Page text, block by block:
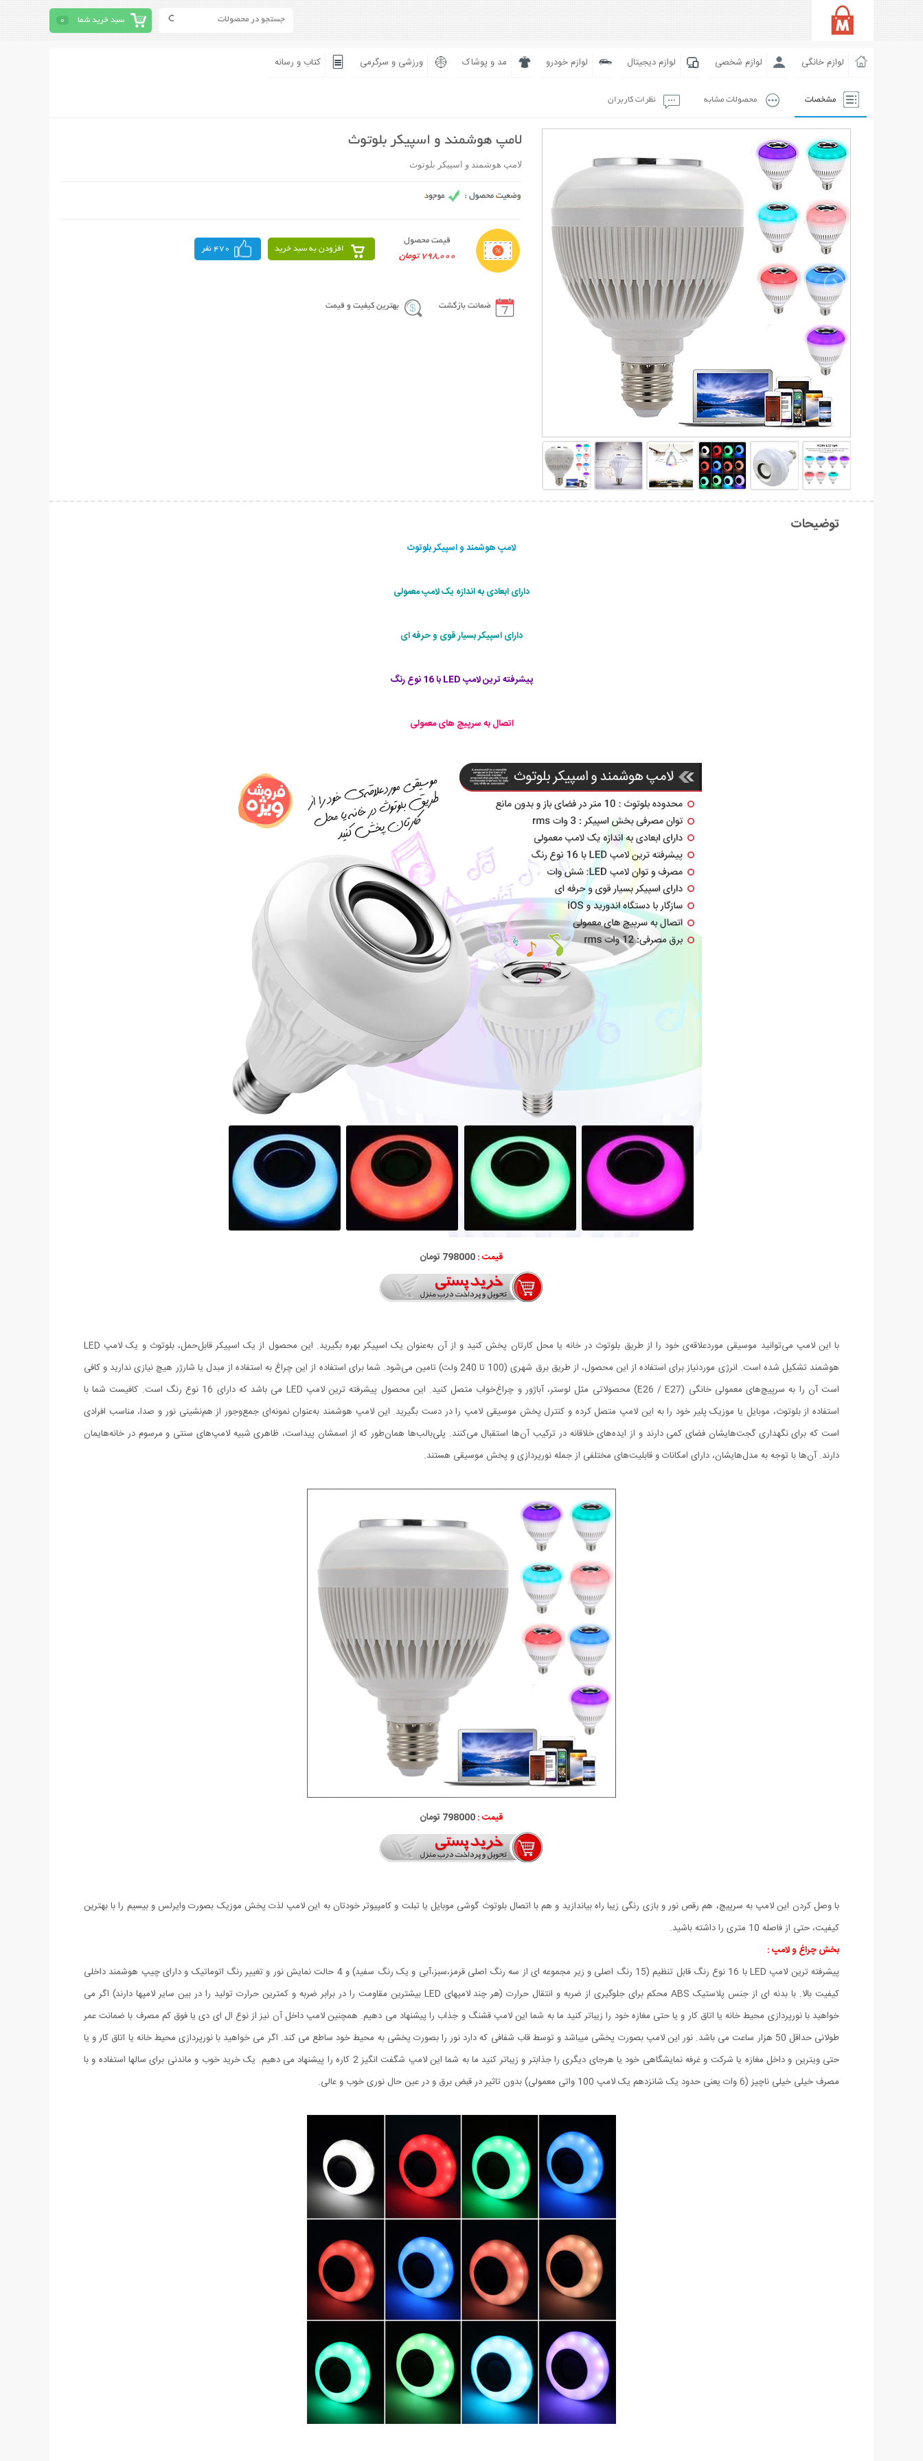
سبد خرید شما 0
لوازم خانگی لوازم شخصی لوازم دیجیتال لوازم خودرو مد و پوشاک ورزشی و سرگرمی کتاب و رسانه
مشخصات محصولات مشابه نظرات کاربران
لامپ هوشمند و اسپیکر بلوتوث
لامپ هوشمند و اسپیکر بلوتوث
قیمت محصول
798,000 تومان
افزودن به سبد خرید 470 نفر
ضمانت بازگشت بهترین کیفیت و قیمت
توضیحات
لامپ هوشمند و اسپیکر بلوتوث
دارای ابعادی به اندازه یک لامپ معمولی
دارای اسپیکر بسیار قوی و حرفه ای
پیشرفته ترین لامپ LED با 16 نوع رنگ
اتصال به سرپیچ های معمولی
قیمت :798000 تومان
با این لامپ می‌توانید موسیقی موردعلاقه‌ی خود را از طریق بلوتوث در خانه یا محل کارتان پخش کنید و از آن به‌عنوان یک اسپیکر بهره بگیرید. این محصول از یک اسپیکر قابل‌حمل، بلوتوث و یک لامپ LED
هوشمند تشکیل ‌شده است. انرژی موردنیاز برای استفاده از این محصول، از طریق برق شهری (100 تا 240 ولت) تامین می‌شود. شما برای استفاده از این چراغ به استفاده از مبدل یا شارژر هیچ نیازی ندارید و کافی
است آن را به سرپیچ‌های معمولی خانگی (E26 / E27) محصولاتی مثل لوستر، آباژور و چراغ‌خواب متصل کنید. این محصول پیشرفته ترین لامپ LED می باشد که دارای 16 نوع رنگ است. کافیست شما با
استفاده از بلوتوث، موبایل یا موزیک پلیر خود را به این لامپ متصل کرده و کنترل پخش موسیقی لامپ را در دست بگیرید. این لامپ هوشمند به‌عنوان نمونه‌ای جمع‌وجور از هم‌نشینی نور و صدا، مناسب افرادی
است که برای نگهداری گجت‌هایشان فضای کمی دارند و از ایده‌های خلاقانه در ترکیب آن‌ها استقبال می‌کنند. پلی‌بالب‌ها همان‌طور که از اسمشان پیداست، ظاهری شبیه لامپ‌های سنتی و مرسوم در خانه‌هایمان
دارند. آن‌ها با توجه به مدل‌هایشان، دارای امکانات و قابلیت‌های مختلفی از جمله نورپردازی و پخش موسیقی هستند.
قیمت :798000 تومان
با وصل کردن این لامپ به سرپیچ، هم رقص نور و بازی رنگی زیبا راه بیاندازید و هم با اتصال بلوتوث گوشی موبایل یا تبلت و کامپیوتر خودتان به این لامپ لذت پخش موزیک بصورت وایرلس و بیسیم را با بهترین
کیفیت، حتی از فاصله 10 متری را داشته باشید.
بخش چراغ و لامپ :
پیشرفته ترین لامپ LED با 16 نوع رنگ قابل تنظیم (15 رنگ اصلی و زیر مجموعه ای از سه رنگ اصلی قرمز،سبز،آبی و یک رنگ سفید) و 4 حالت نمایش نور و تغییر رنگ اتوماتیک و دارای چیپ هوشمند داخلی
کیفیت بالا. با بدنه ای از جنس پلاستیک ABS محکم برای جلوگیری از ضربه و انتقال حرارت (هر چند لامپهای LED بیشترین مقاومت را در برابر ضربه و کمترین حرارت تولید را در بین سایر لامپها دارند) اگر می
خواهید با نورپردازی محیط خانه یا اتاق کار و یا حتی مغازه خود را زیباتر کنید ما به شما این لامپ قشنگ و جذاب را پیشنهاد می دهیم. همچنین لامپ داخل آن نیز از نوع ال ای دی یا فوق کم مصرف با ضمانت عمر
طولانی حداقل 50 هزار ساعت می باشد. نور این لامپ بصورت پخشی میباشد و توسط قاب شفافی که دارد نور را بصورت پخشی به محیط خود ساطع می کند. اگر می خواهید با نورپردازی محیط خانه یا اتاق کار و یا
حتی ویترین و داخل مغازه یا شرکت و غرفه نمایشگاهی خود یا هرجای دیگری را جذابتر و زیباتر کنید ما به شما این لامپ شگفت انگیز 2 کاره را پیشنهاد می دهیم. یک خرید خوب و ماندنی برای سالها استفاده و با
مصرف خیلی خیلی ناچیز (6 وات یعنی حدود یک شانزدهم یک لامپ 100 واتی معمولی) بدون تاثیر در قبض برق و در عین حال نوری خوب و عالی.